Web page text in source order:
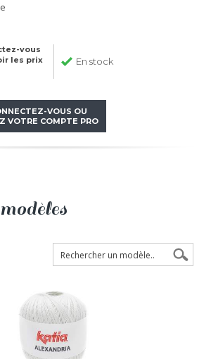
vous
les prix
En stock
VOUS OU
VOTRE COMPTE PRO